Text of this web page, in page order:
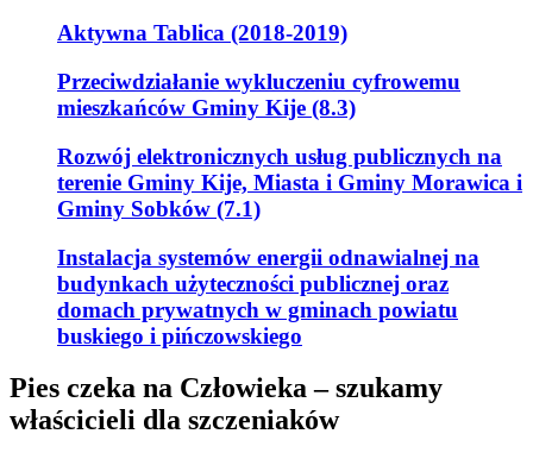
Aktywna Tablica (2018-2019)
Przeciwdziałanie wykluczeniu cyfrowemu
mieszkańców Gminy Kije (8.3)
Rozwój elektronicznych usług publicznych na
terenie Gminy Kije, Miasta i Gminy Morawica i
Gminy Sobków (7.1)
Instalacja systemów energii odnawialnej na
budynkach użyteczności publicznej oraz
domach prywatnych w gminach powiatu
buskiego i pińczowskiego
Pies czeka na Człowieka – szukamy
właścicieli dla szczeniaków